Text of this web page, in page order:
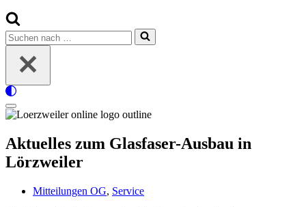
Suchen
nach …
Navigationsmenü
Aktuelles zum Glasfaser-Ausbau in
Lörzweiler
Mitteilungen OG, Service